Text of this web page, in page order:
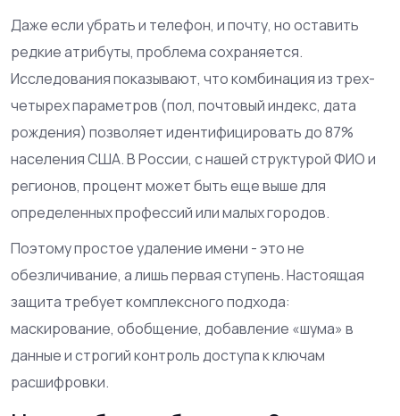
Даже если убрать и телефон, и почту, но оставить
редкие атрибуты, проблема сохраняется.
Исследования показывают, что комбинация из трех-
четырех параметров (пол, почтовый индекс, дата
рождения) позволяет идентифицировать до 87%
населения США. В России, с нашей структурой ФИО и
регионов, процент может быть еще выше для
определенных профессий или малых городов.
Поэтому простое удаление имени - это не
обезличивание, а лишь первая ступень. Настоящая
защита требует комплексного подхода:
маскирование, обобщение, добавление «шума» в
данные и строгий контроль доступа к ключам
расшифровки.